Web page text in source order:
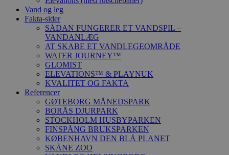
Vand og leg
Fakta-sider
SÅDAN FUNGERER ET VANDSPIL –
VANDANLÆG
AT SKABE ET VANDLEGEOMRÅDE
WATER JOURNEY™
GLOMIST
ELEVATIONS™ & PLAYNUK
KVALITET OG FAKTA
Referencer
GØTEBORG MÅNEDSPARK
BORÅS DJURPARK
STOCKHOLM HUSBYPARKEN
FINSPÅNG BRUKSPARKEN
KØBENHAVN DEN BLÅ PLANET
SKÅNE ZOO